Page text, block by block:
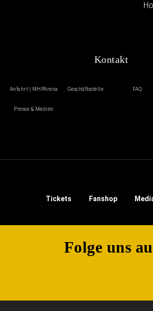
Kontakt
Anfahrt | MHPArena Geschäftsstelle FAQ
Presse & Medien
Tickets Fanshop
Folge uns